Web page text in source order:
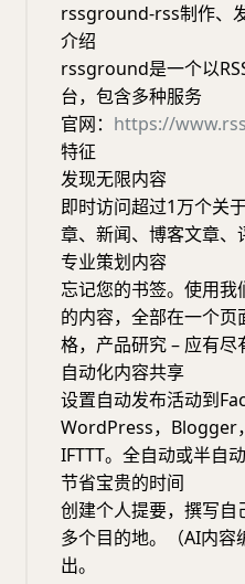
rssground-rss制作、
介绍
rssground是一个以
台，包含多种服务
官网： https://
特征
发现无限内容
即时访问超过1万个关
章、新闻、博客文章、
专业策划内容
忘记您的书签。使用
的内容，全部在一个
格，产品研究 – 应有尽
自动化内容共享
设置自动发布活动到
WordPress，Blogger
IFTTT。全自动或半自动
节省宝贵的时间
创建个人提要，撰写自
多个目的地。（AI内容
出。